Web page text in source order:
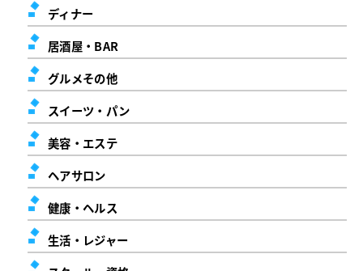
ディナー
居酒屋・BAR
グルメその他
スイーツ・パン
美容・エステ
ヘアサロン
健康・ヘルス
生活・レジャー